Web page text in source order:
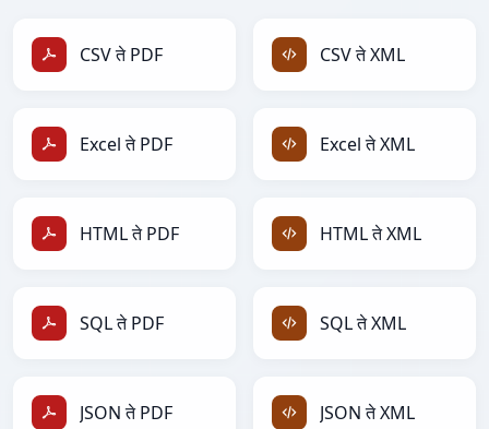
CSV ते PDF CSV ते XML
Excel ते PDF Excel ते XML
HTML ते PDF HTML ते XML
SQL ते PDF SQL ते XML
JSON ते PDF JSON ते XML